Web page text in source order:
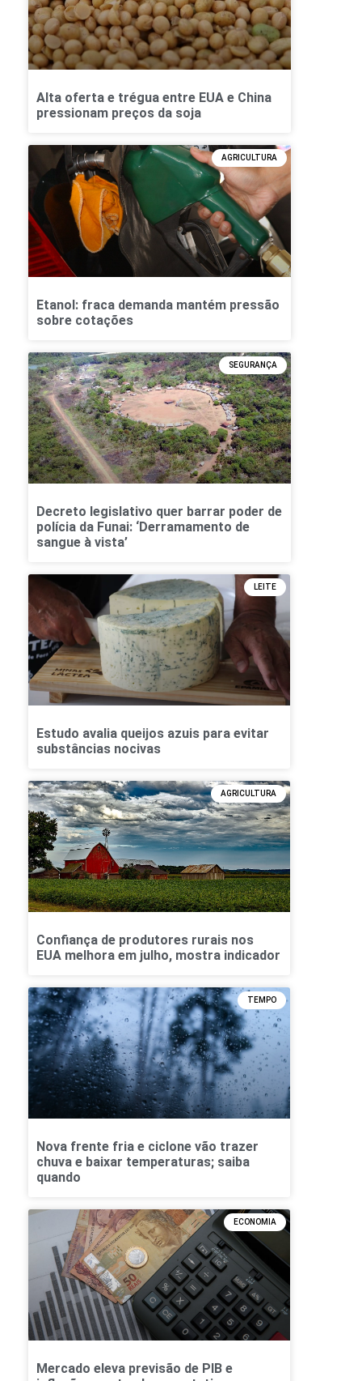
Alta oferta e trégua entre EUA e China
pressionam preços da soja
AGRICULTURA
Etanol: fraca demanda mantém pressão
sobre cotações
SEGURANÇA
Decreto legislativo quer barrar poder de
polícia da Funai: ‘Derramamento de
sangue à vista’
LEITE
Estudo avalia queijos azuis para evitar
substâncias nocivas
AGRICULTURA
Confiança de produtores rurais nos
EUA melhora em julho, mostra indicador
TEMPO
Nova frente fria e ciclone vão trazer
chuva e baixar temperaturas; saiba
quando
ECONOMIA
Mercado eleva previsão de PIB e